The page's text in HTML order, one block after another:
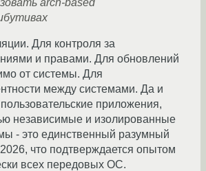
Для контроля за
и правами. Для обновлений
от системы. Для
между системами. Да и
приложения,
независимые и изолированные
- это единственный разумный
что подтверждается опытом
всех передовых ОС.